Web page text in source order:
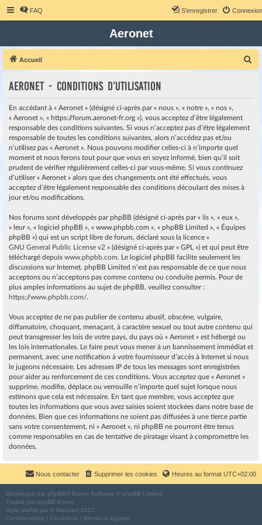
FAQ Connexion
S’enregistrer
Aeronet
Accueil
Aeronet - Conditions d’utilisation
En accédant à « Aeronet » (désigné ci-après par « nous », « notre », « nos »,
« Aeronet », « https://forum.aeronet-fr.org »), vous acceptez d’être légalement
responsable des conditions suivantes. Si vous n’acceptez pas d’être légalement
responsable de toutes les conditions suivantes, alors n’accédez pas et/ou
n’utilisez pas « Aeronet ». Nous pouvons modifier celles-ci à n’importe quel
moment et nous ferons tout pour que vous en soyez informé, bien qu’il soit
prudent de vérifier régulièrement celles-ci par vous-même. Si vous continuez
d’utiliser « Aeronet » alors que des changements ont été effectués, vous
acceptez d’être légalement responsable des conditions découlant des mises à
jour et/ou modifications.
Nos forums sont développés par phpBB (désigné ci-après par « ils », « eux »,
« leur », « logiciel phpBB », « www.phpbb.com », « phpBB Limited », « Équipes
phpBB ») qui est un script libre de forum, déclaré sous la licence «
GNU General Public License v2 » (désigné ci-après par « GPL ») et qui peut être
téléchargé depuis www.phpbb.com. Le logiciel phpBB facilite seulement les
discussions sur Internet. phpBB Limited n’est pas responsable de ce que nous
acceptons ou n’acceptons pas comme contenu ou conduite permis. Pour de
plus amples informations au sujet de phpBB, veuillez consulter :
https://www.phpbb.com/.
Vous acceptez de ne pas publier de contenu abusif, obscène, vulgaire,
diffamatoire, choquant, menaçant, à caractère sexuel ou tout autre contenu qui
peut transgresser les lois de votre pays, du pays où « Aeronet » est hébergé ou
les lois internationales. Le faire peut vous mener à un bannissement immédiat et
permanent, avec une notification à votre fournisseur d’accès à Internet si nous
le jugeons nécessaire. Les adresses IP de tous les messages sont enregistrées
pour aider au renforcement de ces conditions. Vous acceptez que « Aeronet »
supprime, modifie, déplace ou verrouille n’importe quel sujet lorsque nous
estimons que cela est nécessaire. En tant que membre, vous acceptez que
toutes les informations que vous avez saisies soient stockées dans notre base de
données. Bien que ces informations ne soient pas diffusées à une tierce partie
sans votre consentement, ni « Aeronet », ni phpBB ne pourront être tenus
comme responsables en cas de tentative de piratage visant à compromettre les
données.
Heures au format UTC+02:00
Supprimer les cookies
Nous contacter
Développé par phpBB® Forum Software © phpBB Limited
Traduit par phpBB-fr.com
Style proflat par © Mazeltof 2017
Confidentialité | Conditions | Mentions légales